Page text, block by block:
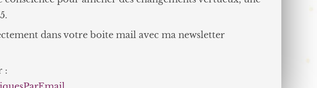
dans votre boite mail avec ma newsletter
: